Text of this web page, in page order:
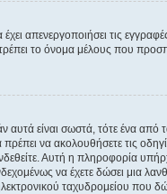
απενεργοποιήσει τις
το όνομα μέλους που
είναι σωστά, τότε ένα από
να ακολουθήσετε τις
Αυτή η πληροφορία
να έχετε δώσει μια
ταχυδρομείου που